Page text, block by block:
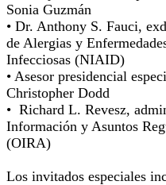
Sonia Guzmán
• Dr. Anthony S. Fauci,
de Alergias y
Infecciosas (NIAID)
• Asesor presidencial
Christopher Dodd
• Richard L. Revesz,
Información y Asuntos
(OIRA)
Los invitados especiales